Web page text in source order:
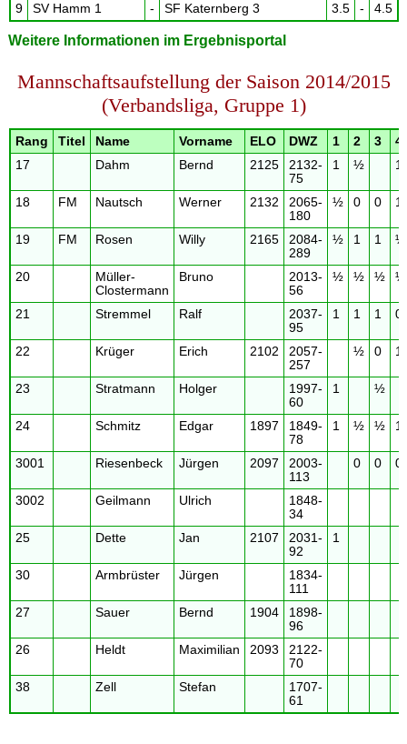
9
SV Hamm 1 - SF Katernberg 3 3.5 - 4.5
Weitere Informationen im Ergebnisportal
Mannschaftsaufstellung der Saison 2014/2015
(Verbandsliga, Gruppe 1)
Rang Titel Name Vorname ELO DWZ 1 2 3
4
17
Dahm Bernd 2125
2132-
75
1 ½ 1
18 FM Nautsch Werner 2132
2065-
180
½ 0 0 1
19 FM Rosen Willy 2165
2084-
289
½ 1 1 ½
20
Müller-
Clostermann
Bruno
2013-
56
½ ½ ½ ½
21 Stremmel Ralf
2037-
95
1 1 1 0
22 Krüger Erich 2102
2057-
257
½ 0 1
23 Stratmann Holger
1997-
60
1 ½
24 Schmitz Edgar 1897
1849-
78
1 ½ ½ 1
3001 Riesenbeck Jürgen 2097
2003-
113
0 0 0
3002 Geilmann Ulrich
1848-
34
25
Dette Jan 2107
2031-
92
1
30 Armbrüster Jürgen
1834-
111
27
Sauer Bernd 1904
1898-
96
26
Heldt Maximilian 2093
2122-
70
38
Zell Stefan
1707-
61